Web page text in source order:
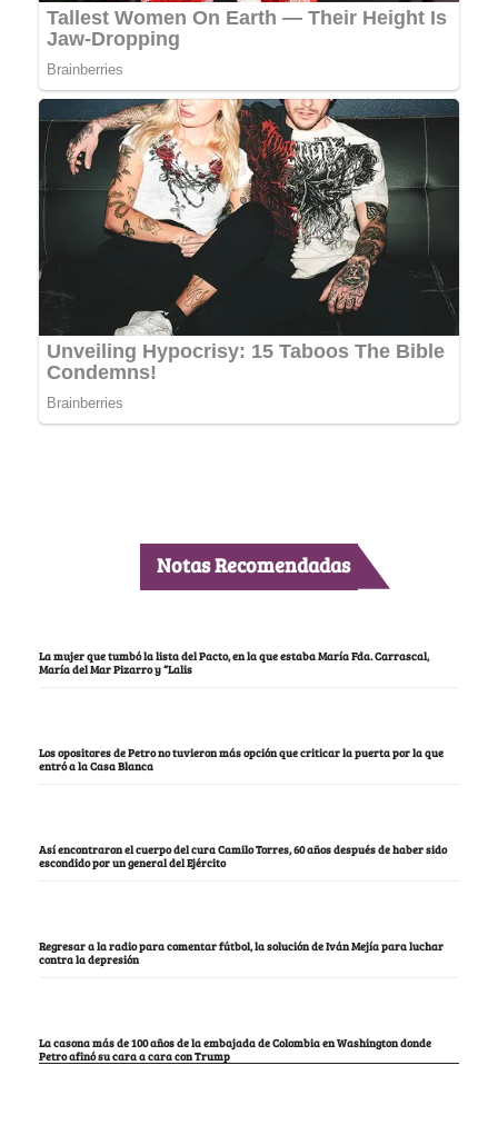
Notas Recomendadas
La mujer que tumbó la lista del Pacto, en la que estaba María Fda. Carrascal,
María del Mar Pizarro y “Lalis
Los opositores de Petro no tuvieron más opción que criticar la puerta por la que
entró a la Casa Blanca
Así encontraron el cuerpo del cura Camilo Torres, 60 años después de haber sido
escondido por un general del Ejército
Regresar a la radio para comentar fútbol, la solución de Iván Mejía para luchar
contra la depresión
La casona más de 100 años de la embajada de Colombia en Washington donde
Petro afinó su cara a cara con Trump